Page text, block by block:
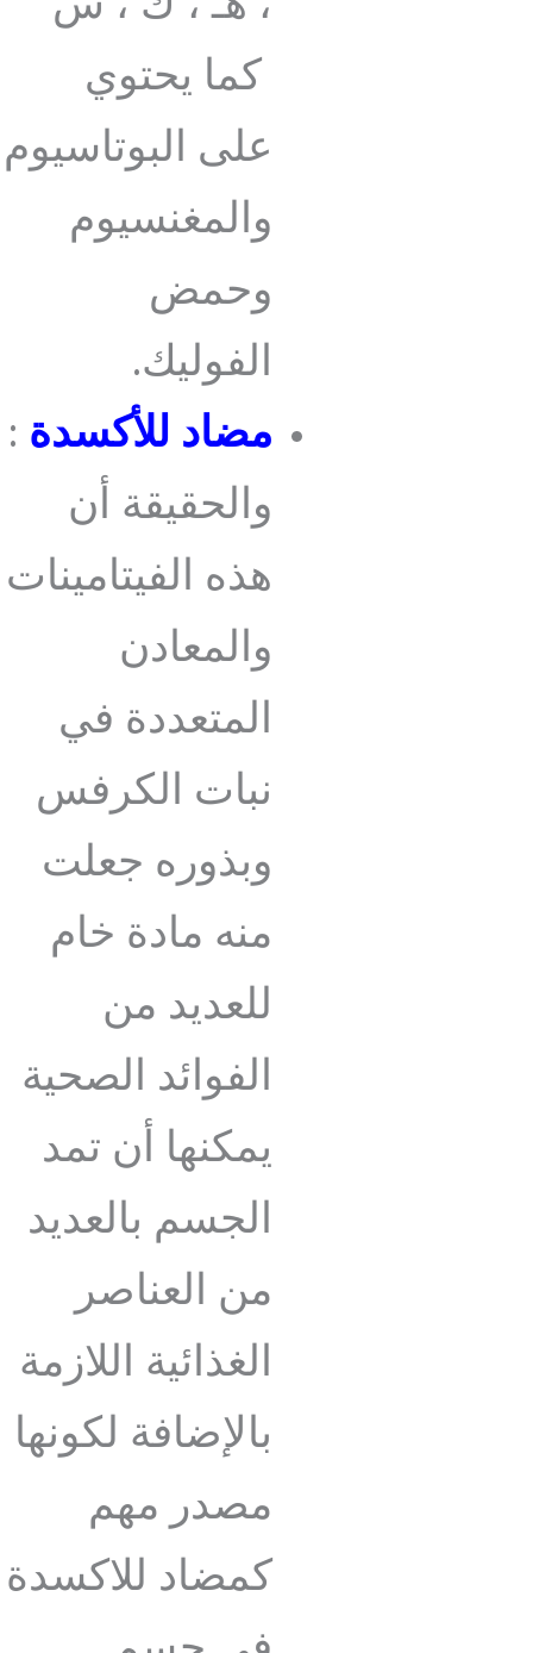
كما يحتوي
على البوتاسيوم
والمغنسيوم
وحمض
الفوليك.
مضاد للأكسدة :
والحقيقة أن
هذه الفيتامينات
والمعادن
المتعددة في
نبات الكرفس
وبذوره جعلت
منه مادة خام
للعديد من
الفوائد الصحية
يمكنها أن تمد
الجسم بالعديد
من العناصر
الغذائية اللازمة
بالإضافة لكونها
مصدر مهم
كمضاد للاكسدة